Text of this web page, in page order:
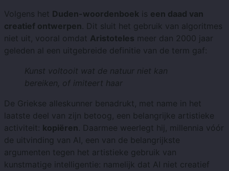
Volgens het Duden-woordenboek is een daad van
creatief ontwerpen. Dit sluit het gebruik van algoritmes
niet uit, vooral omdat Aristoteles meer dan 2000 jaar
geleden al een uitgebreide definitie van de term gaf:
Kunst voltooit wat de natuur niet kan
bereiken, of imiteert haar
De Griekse alleskunner benadrukt, met name in het
laatste deel van zijn betoog, een belangrijke artistieke
activiteit: kopiëren. Daarmee weerlegt hij, millennia vóór
de uitvinding van AI, een van de belangrijkste
argumenten tegen het artistieke gebruik van
kunstmatige intelligentie: namelijk dat AI niet creatief